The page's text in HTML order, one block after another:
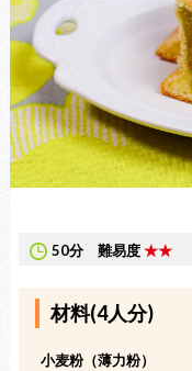
50分 難易度★★
材料(4人分)
小麦粉（薄力粉）